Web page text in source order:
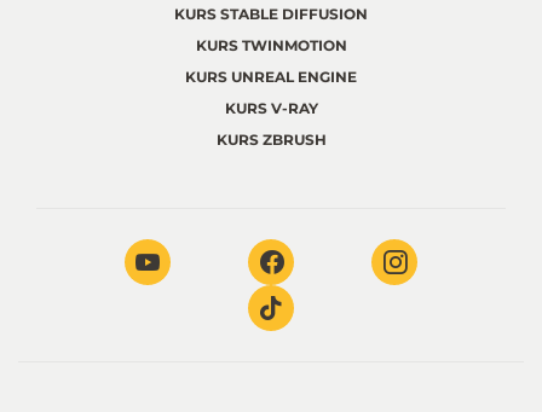
KURS STABLE DIFFUSION
KURS TWINMOTION
KURS UNREAL ENGINE
KURS V-RAY
KURS ZBRUSH